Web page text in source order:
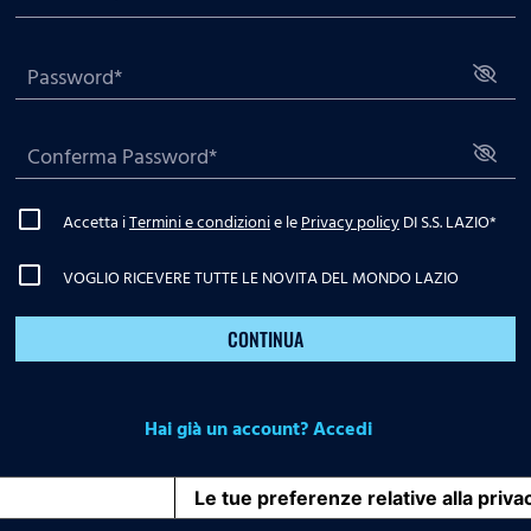
Accetta iTermini e condizionie lePrivacy policyDI S.S. LAZIO*
VOGLIO RICEVERE TUTTE LE NOVITA DEL MONDO LAZIO
CONTINUA
Hai già un account? Accedi
Le tue preferenze relative alla